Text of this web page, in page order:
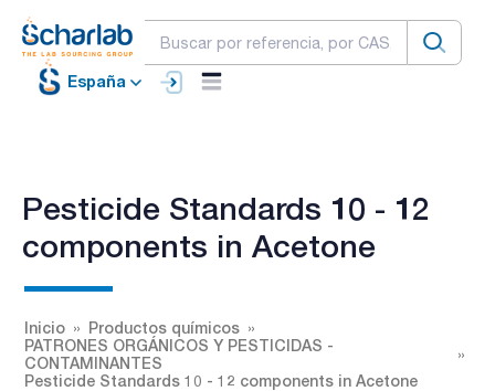
España
Pesticide Standards 10 - 12
components in Acetone
Inicio
Productos químicos
PATRONES ORGÁNICOS Y PESTICIDAS -
CONTAMINANTES
Pesticide Standards 10 - 12 components in Acetone